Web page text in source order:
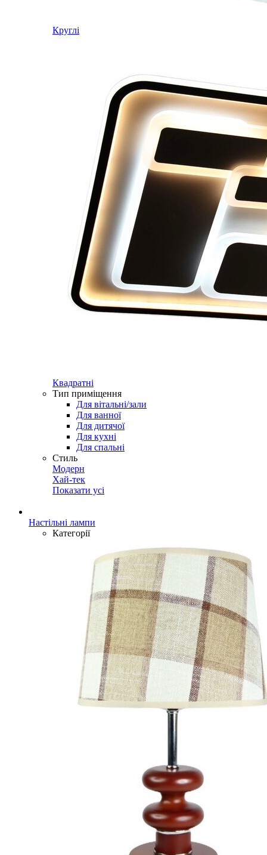
Круглі
Квадратні
Тип приміщення
Для вітальні/зали
Для ванної
Для дитячої
Для кухні
Для спальні
Стиль
Модерн
Хай-тек
Показати усі
Настільні лампи
Категорії